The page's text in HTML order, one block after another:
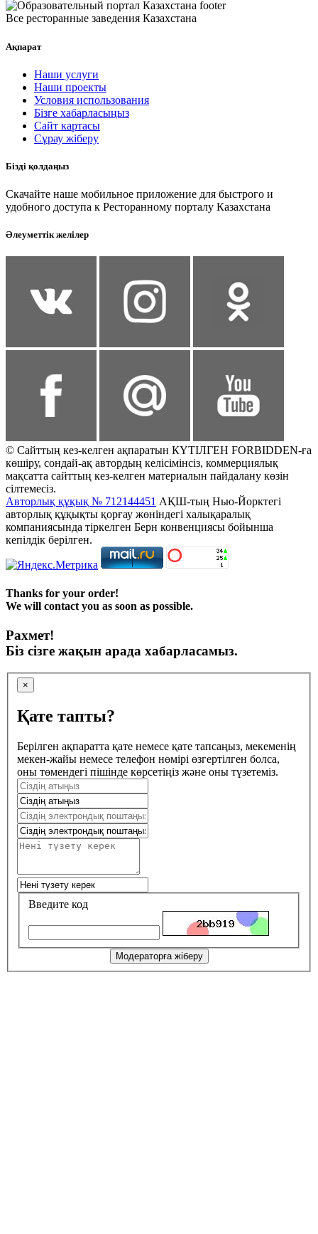
Все ресторанные заведения Казахстана
Ақпарат
Наши услуги
Наши проекты
Условия использования
Бізге хабарласыңыз
Сайт картасы
Сұрау жіберу
Бізді қолдаңыз
Скачайте наше мобильное приложение для быстрого и
удобного доступа к Ресторанному порталу Казахстана
Әлеуметтік желілер
© Сайттың кез-келген ақпаратын КҮТІЛГЕН FORBIDDEN-ға
көшіру, сондай-ақ автордың келісімінсіз, коммерциялық
мақсатта сайттың кез-келген материалын пайдалану көзін
сілтемесіз.
Авторлық құқық № 712144451 АҚШ-тың Нью-Йорктегі
авторлық құқықты қорғау жөніндегі халықаралық
компаниясында тіркелген Берн конвенциясы бойынша
кепілдік берілген.
Thanks for your order!
We will contact you as soon as possible.
Рахмет!
Біз сізге жақын арада хабарласамыз.
×
Қате тапты?
Берілген ақпаратта қате немесе қате тапсаңыз, мекеменің
мекен-жайы немесе телефон нөмірі өзгертілген болса,
оны төмендегі пішінде көрсетіңіз және оны түзетеміз.
Введите код
Модераторға жіберу